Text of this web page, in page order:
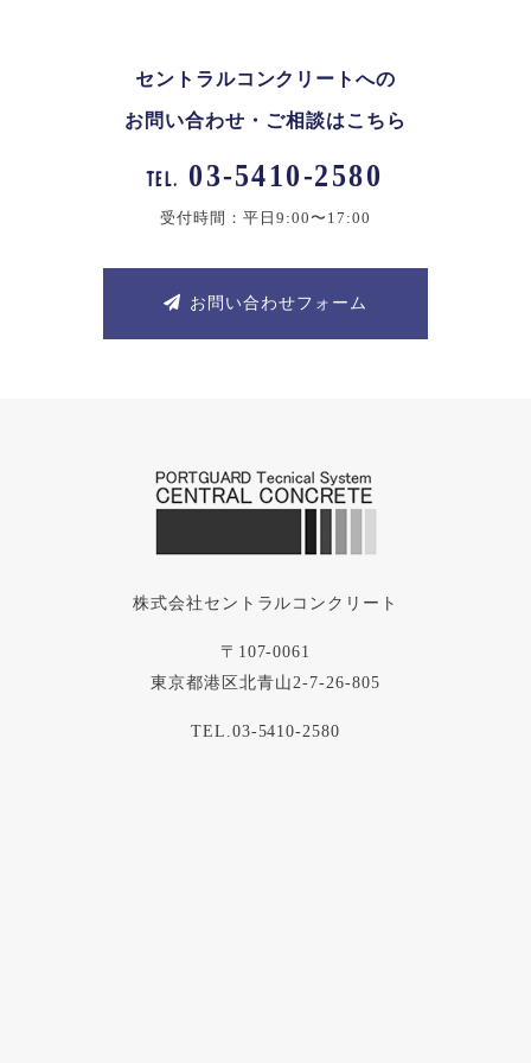
セントラルコンクリートへの
お問い合わせ・ご相談はこちら
TEL. 03-5410-2580
受付時間：平日9:00〜17:00
お問い合わせフォーム
株式会社セントラルコンクリート
〒107-0061
東京都港区北青山2-7-26-805
TEL.03-5410-2580